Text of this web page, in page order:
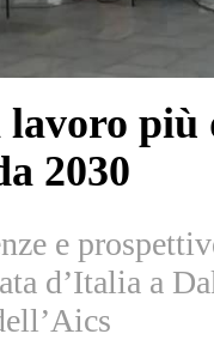
lavoro
2030
e
d’Italia a